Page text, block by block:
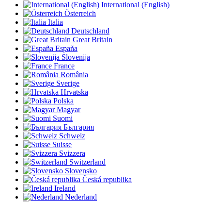
International (English)
Österreich
Italia
Deutschland
Great Britain
España
Slovenija
France
România
Sverige
Hrvatska
Polska
Magyar
Suomi
България
Schweiz
Suisse
Svizzera
Switzerland
Slovensko
Česká republika
Ireland
Nederland